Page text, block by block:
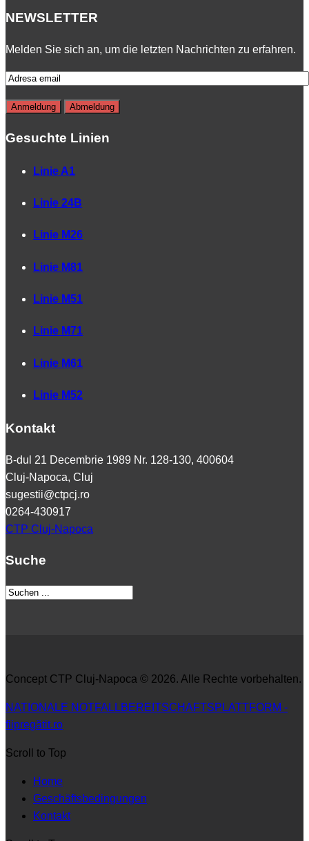
NEWSLETTER
Melden Sie sich an, um die letzten Nachrichten zu erfahren.
Gesuchte Linien
Linie A1
Linie 24B
Linie M26
Linie M81
Linie M51
Linie M71
Linie M61
Linie M52
Kontakt
B-dul 21 Decembrie 1989 Nr. 128-130, 400604
Cluj-Napoca, Cluj
sugestii@ctpcj.ro
0264-430917
CTP Cluj-Napoca
Suche
Concept CTP Cluj-Napoca © 2026. Alle Rechte vorbehalten.
NATIONALE NOTFALLBEREITSCHAFTSPLATTFORM -
fiipregătit.ro
Scroll to Top
Home
Geschäftsbedingungen
Kontakt